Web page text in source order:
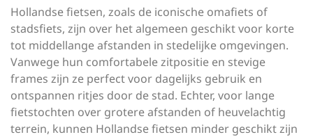
Hollandse fietsen, zoals de iconische omafiets of
stadsfiets, zijn over het algemeen geschikt voor korte
tot middellange afstanden in stedelijke omgevingen.
Vanwege hun comfortabele zitpositie en stevige
frames zijn ze perfect voor dagelijks gebruik en
ontspannen ritjes door de stad. Echter, voor lange
fietstochten over grotere afstanden of heuvelachtig
terrein, kunnen Hollandse fietsen minder geschikt zijn